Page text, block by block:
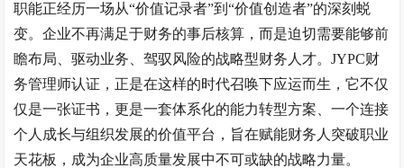
职能正经历一场从“价值记录者”到“价值创造者”的深刻蜕
变。企业不再满足于财务的事后核算，而是迫切需要能够前
瞻布局、驱动业务、驾驭风险的战略型财务人才。JYPC财
务管理师认证，正是在这样的时代召唤下应运而生，它不仅
仅是一张证书，更是一套体系化的能力转型方案、一个连接
个人成长与组织发展的价值平台，旨在赋能财务人突破职业
天花板，成为企业高质量发展中不可或缺的战略力量。